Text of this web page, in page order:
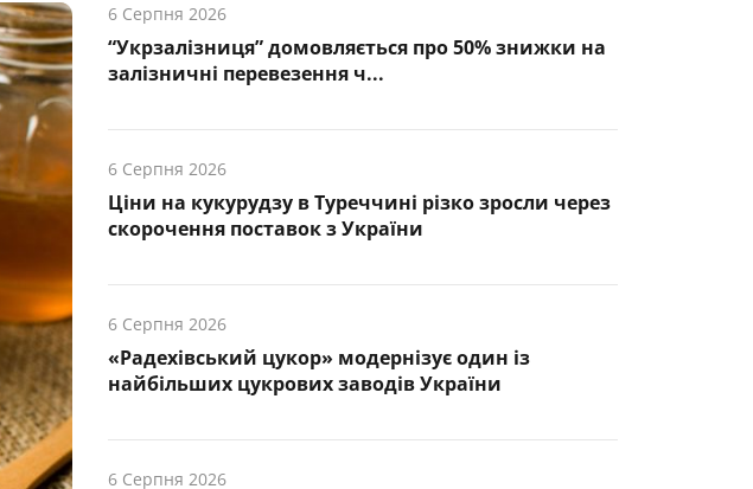
6 Серпня 2026
“Укрзалізниця” домовляється про 50% знижки на
залізничні перевезення ч...
6 Серпня 2026
Ціни на кукурудзу в Туреччині різко зросли через
скорочення поставок з України
6 Серпня 2026
«Радехівський цукор» модернізує один із
найбільших цукрових заводів України
6 Серпня 2026